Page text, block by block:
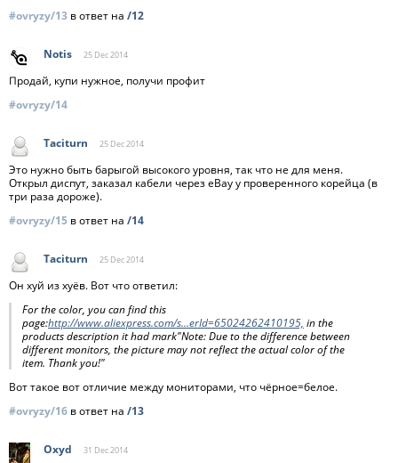
#ovryzy/13 в ответ на /12
Notis 25 Dec2014
Продай, купи нужное, получи профит
#ovryzy/14
Taciturn 25 Dec2014
Это нужно быть барыгой высокого уровня, так что не для меня.
Открыл диспут, заказал кабели через eBay у проверенного корейца (в
три раза дороже).
#ovryzy/15 в ответ на /14
Taciturn 25 Dec2014
Он хуй из хуёв. Вот что ответил:
For the color, you can find this
page:http://www.aliexpress.com/s...erId=65024262410195, in the
products description it had mark"Note: Due to the difference between
different monitors, the picture may not reflect the actual color of the
item. Thank you!"
Вот такое вот отличие между мониторами, что чёрное=белое.
#ovryzy/16 в ответ на /13
Oxyd 31 Dec2014